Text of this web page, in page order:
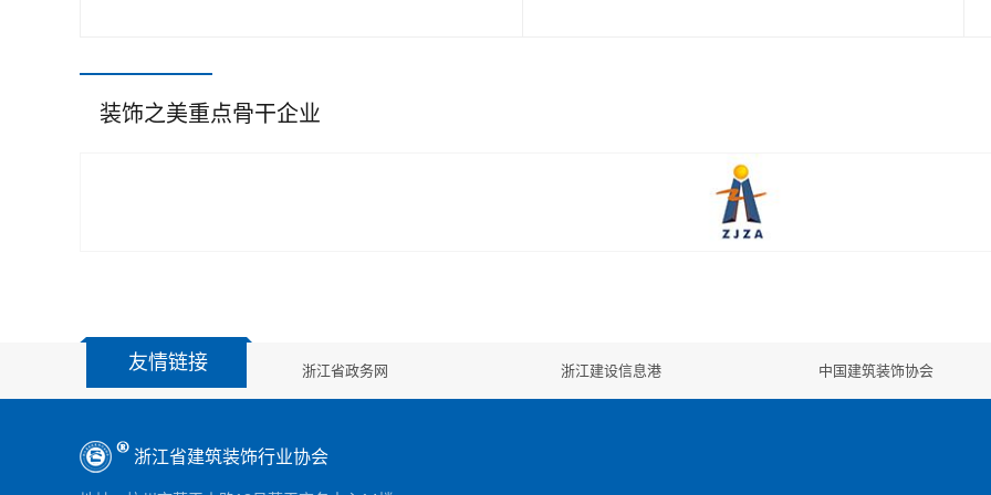
装饰之美重点骨干企业
友情链接 浙江省政务网 浙江建设信息港 中国建筑装饰协会
浙江省建筑装饰行业协会